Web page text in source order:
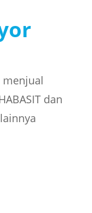
menjual
dan